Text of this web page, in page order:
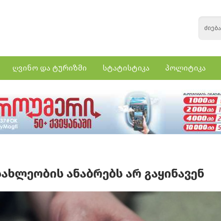
ღვინო და ტურიზმი სტატისტიკა პოლიტიკა
ანაბრებს არ გაყინავენ